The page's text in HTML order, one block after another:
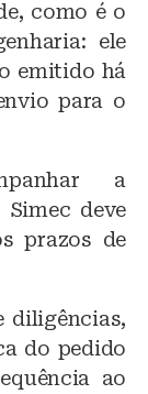
como é o
ele
emitido há
para o
a
deve
prazos de
diligências,
do pedido
ao